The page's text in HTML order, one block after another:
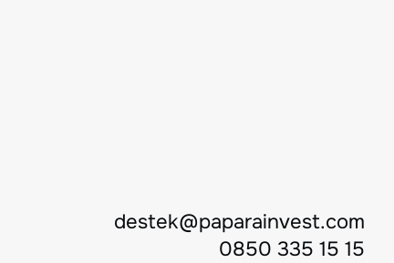
destek@paparainvest.com
0850 335 15 15